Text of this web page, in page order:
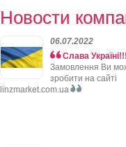
Новости
06.07.2022
Слава Україні!!!
Замовлення Ви
зробити на сайті
linzmarket.com.ua